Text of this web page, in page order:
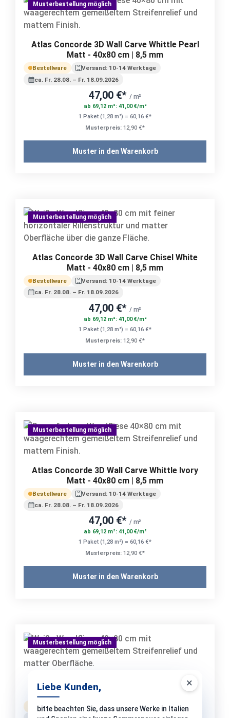
×
Liebe Kunden,
bitte beachten Sie, dass unsere Werke in Italien
Musterbestellung möglich
Atlas Concorde 3D Wall Carve Whittle Pearl
Matt - 40x80 cm | 8,5 mm
Bestellware
Versand: 10-14 Werktage
ca. Fr. 28.08. – Fr. 18.09.2026
47,00 €* / m²
ab 69,12 m²: 41,00 €/m²
1 Paket (1,28 m²) = 60,16 €*
Musterpreis: 12,90 €*
Muster in den Warenkorb
Musterbestellung möglich
Atlas Concorde 3D Wall Carve Chisel White
Matt - 40x80 cm | 8,5 mm
Bestellware
Versand: 10-14 Werktage
ca. Fr. 28.08. – Fr. 18.09.2026
47,00 €* / m²
ab 69,12 m²: 41,00 €/m²
1 Paket (1,28 m²) = 60,16 €*
Musterpreis: 12,90 €*
Muster in den Warenkorb
Musterbestellung möglich
Atlas Concorde 3D Wall Carve Whittle Ivory
Matt - 40x80 cm | 8,5 mm
Bestellware
Versand: 10-14 Werktage
ca. Fr. 28.08. – Fr. 18.09.2026
47,00 €* / m²
ab 69,12 m²: 41,00 €/m²
1 Paket (1,28 m²) = 60,16 €*
Musterpreis: 12,90 €*
Muster in den Warenkorb
Musterbestellung möglich
Atlas Concorde 3D Wall Carve Whittle White
Matt - 40x80 cm | 8,5 mm
Bestellware
Versand: 10-14 Werktage